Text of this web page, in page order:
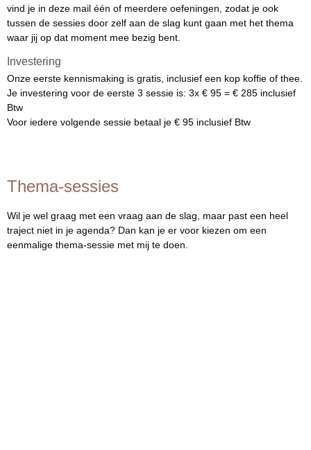
vind je in deze mail één of meerdere oefeningen, zodat je ook
tussen de sessies door zelf aan de slag kunt gaan met het thema
waar jij op dat moment mee bezig bent.
Investering
Onze eerste kennismaking is gratis, inclusief een kop koffie of thee.
Je investering voor de eerste 3 sessie is: 3x € 95 = € 285 inclusief
Btw
Voor iedere volgende sessie betaal je € 95 inclusief Btw
Thema-sessies
Wil je wel graag met een vraag aan de slag, maar past een heel
traject niet in je agenda? Dan kan je er voor kiezen om een
eenmalige thema-sessie met mij te doen.